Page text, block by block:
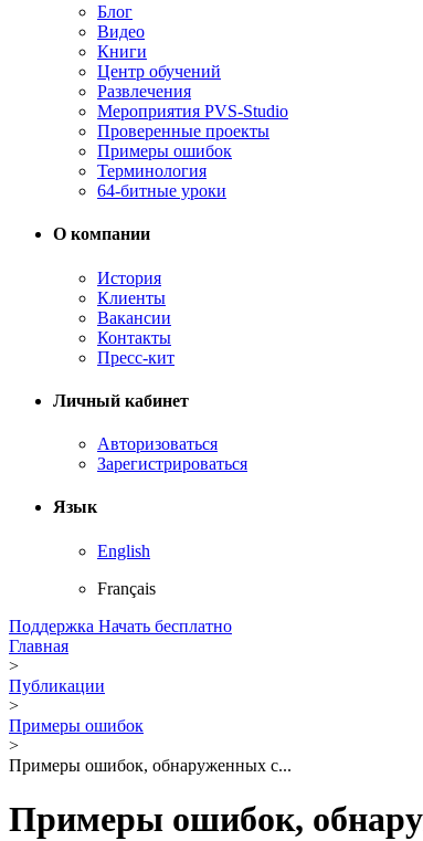
Блог
Видео
Книги
Центр обучений
Развлечения
Мероприятия PVS-Studio
Проверенные проекты
Примеры ошибок
Терминология
64-битные уроки
О компании
История
Клиенты
Вакансии
Контакты
Пресс-кит
Личный кабинет
Авторизоваться
Зарегистрироваться
Язык
English
Français
Поддержка Начать бесплатно
Главная
>
Публикации
>
Примеры ошибок
>
Примеры ошибок, обнаруженных с...
Примеры ошибок,